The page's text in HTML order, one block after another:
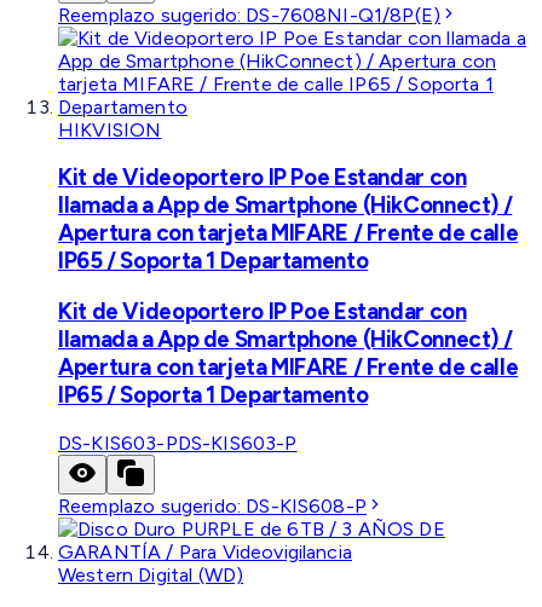
Reemplazo sugerido: DS-7608NI-Q1/8P(E)
HIKVISION
Kit de Videoportero IP Poe Estandar con
llamada a App de Smartphone (HikConnect) /
Apertura con tarjeta MIFARE / Frente de calle
IP65 / Soporta 1 Departamento
Kit de Videoportero IP Poe Estandar con
llamada a App de Smartphone (HikConnect) /
Apertura con tarjeta MIFARE / Frente de calle
IP65 / Soporta 1 Departamento
DS-KIS603-PDS-KIS603-P
Reemplazo sugerido: DS-KIS608-P
Western Digital (WD)